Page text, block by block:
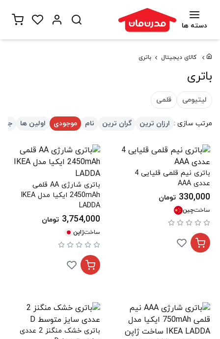
دسته ها
کالای دیجیتال باتری
باتری
لیتیومی قلمی
مرتب سازی : ارزان ترین گران ترین نام موجودی اولین ها
باتری نیم قلمی قلیایی 4
عددی AAA
330,000 تومان
ساختچین
باتری شارژی AA قلمی
2450mAh ایکیا مدل IKEA
LADDA
3,754,000 تومان
ساختژاپن
باتری خشک منگنز 2 عددی